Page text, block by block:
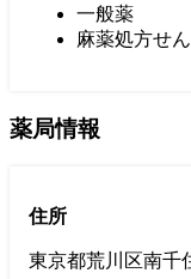
一般薬
麻薬処方せん
薬局情報
住所
東京都荒川区南千